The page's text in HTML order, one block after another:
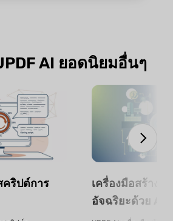
AI ยอดนิยมอื่นๆ
คริปต์การ
เครื่องมือสร้างง
อัจฉริยะด้วย AI